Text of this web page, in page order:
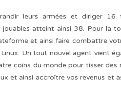
leurs armées et diriger 16
atteint ainsi 38. Pour la
et ainsi faire combattre
Un tout nouvel agent vient
coins du monde pour tisser des
et ainsi accroître vos revenus et